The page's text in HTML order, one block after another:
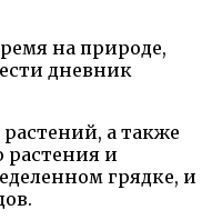
на природе,
дневник
а также
растения и
грядке, и